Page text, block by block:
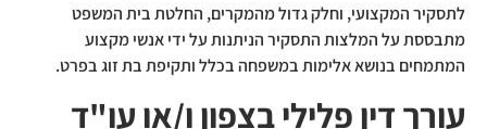
לתסקיר המקצועי, וחלק גדול מהמקרים, החלטת בית המשפט
מתבססת על המלצות התסקיר הניתנות על ידי אנשי מקצוע
המתמחים בנושא אלימות במשפחה בכלל ותקיפת בת זוג בפרט.
עורך דין פלילי בצפון ו/או עו"ד